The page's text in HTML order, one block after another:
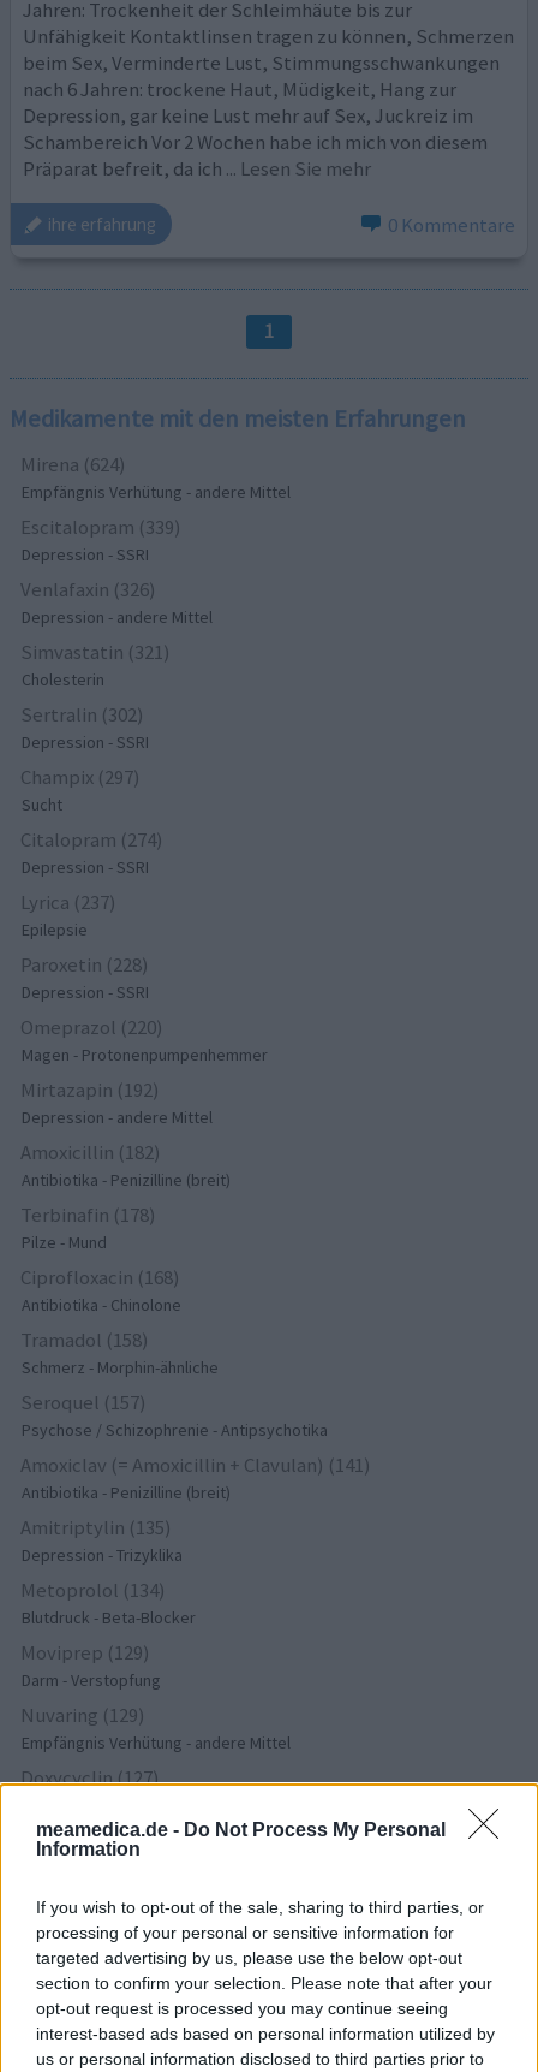
meamedica.de - Do Not Process My Personal
Information
If you wish to opt-out of the sale, sharing to third parties, or
processing of your personal or sensitive information for
targeted advertising by us, please use the below opt-out
section to confirm your selection. Please note that after your
opt-out request is processed you may continue seeing
interest-based ads based on personal information utilized by
us or personal information disclosed to third parties prior to
Jahren: Trockenheit der Schleimhäute bis zur
Unfähigkeit Kontaktlinsen tragen zu können, Schmerzen
beim Sex, Verminderte Lust, Stimmungsschwankungen
nach 6 Jahren: trockene Haut, Müdigkeit, Hang zur
Depression, gar keine Lust mehr auf Sex, Juckreiz im
Schambereich Vor 2 Wochen habe ich mich von diesem
Präparat befreit, da ich ... Lesen Sie mehr
ihre erfahrung 0 Kommentare
1
Medikamente mit den meisten Erfahrungen
Mirena (624)
Empfängnis Verhütung - andere Mittel
Escitalopram (339)
Depression - SSRI
Venlafaxin (326)
Depression - andere Mittel
Simvastatin (321)
Cholesterin
Sertralin (302)
Depression - SSRI
Champix (297)
Sucht
Citalopram (274)
Depression - SSRI
Lyrica (237)
Epilepsie
Paroxetin (228)
Depression - SSRI
Omeprazol (220)
Magen - Protonenpumpenhemmer
Mirtazapin (192)
Depression - andere Mittel
Amoxicillin (182)
Antibiotika - Penizilline (breit)
Terbinafin (178)
Pilze - Mund
Ciprofloxacin (168)
Antibiotika - Chinolone
Tramadol (158)
Schmerz - Morphin-ähnliche
Seroquel (157)
Psychose / Schizophrenie - Antipsychotika
Amoxiclav (= Amoxicillin + Clavulan) (141)
Antibiotika - Penizilline (breit)
Amitriptylin (135)
Depression - Trizyklika
Metoprolol (134)
Blutdruck - Beta-Blocker
Moviprep (129)
Darm - Verstopfung
Nuvaring (129)
Empfängnis Verhütung - andere Mittel
Doxycyclin (127)
Fluoxetin (126)
Metformin (123)
Diabetes (Zuckerkrankheit) - orale Antidiabetika
Ritalin (113)
ADHS - stimulierende Mittel
Amlodipin (107)
Blutdruck - Calciumkanalblocker